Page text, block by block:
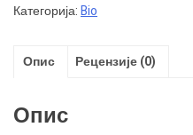
Категорија:Bio
Опис Рецензије (0)
Опис